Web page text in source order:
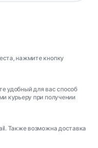
нажмите кнопку
удобный для вас способ
курьеру при получении
Также возможна доставка